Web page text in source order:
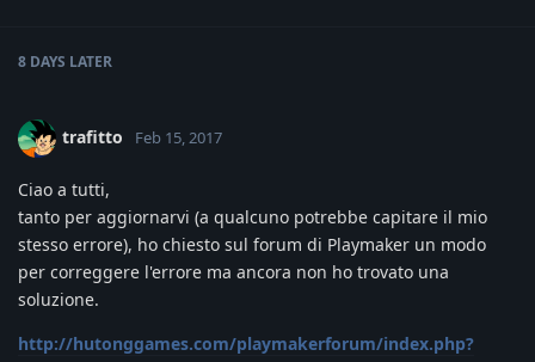
8 DAYS LATER
trafitto Feb 15, 2017
Ciao a tutti,
tanto per aggiornarvi (a qualcuno potrebbe capitare il mio
stesso errore), ho chiesto sul forum di Playmaker un modo
per correggere l'errore ma ancora non ho trovato una
soluzione.
http://hutonggames.com/playmakerforum/index.php?